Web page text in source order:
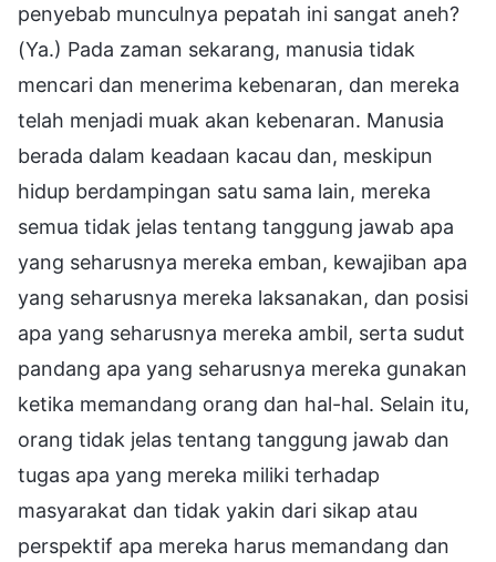
penyebab munculnya pepatah ini sangat aneh?
(Ya.) Pada zaman sekarang, manusia tidak
mencari dan menerima kebenaran, dan mereka
telah menjadi muak akan kebenaran. Manusia
berada dalam keadaan kacau dan, meskipun
hidup berdampingan satu sama lain, mereka
semua tidak jelas tentang tanggung jawab apa
yang seharusnya mereka emban, kewajiban apa
yang seharusnya mereka laksanakan, dan posisi
apa yang seharusnya mereka ambil, serta sudut
pandang apa yang seharusnya mereka gunakan
ketika memandang orang dan hal-hal. Selain itu,
orang tidak jelas tentang tanggung jawab dan
tugas apa yang mereka miliki terhadap
masyarakat dan tidak yakin dari sikap atau
perspektif apa mereka harus memandang dan